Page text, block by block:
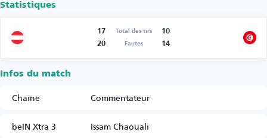
Statistiques
17 Total des tirs
10
20
Fautes 14
Infos du match
Chaîne
Commentateur
beIN Xtra 3
Issam Chaouali